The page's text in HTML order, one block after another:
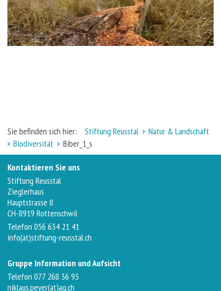
Sie befinden sich hier: Stiftung Reusstal
Natur & Landschaft
Biodiversität
Biber_1_s
Kontaktieren Sie uns
Stiftung Reusstal
Zieglerhaus
Hauptstrasse 8
CH-8919 Rottenschwil
Telefon 056 634 21 41
info(at)stiftung-reusstal.ch
Gruppe Information und Aufsicht
Telefon 077 268 36 93
niklaus.peyer(at)ag.ch